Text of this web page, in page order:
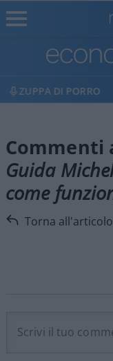
ZUPPA DI PORRO
Commenti
Guida
come
Torna all'articolo